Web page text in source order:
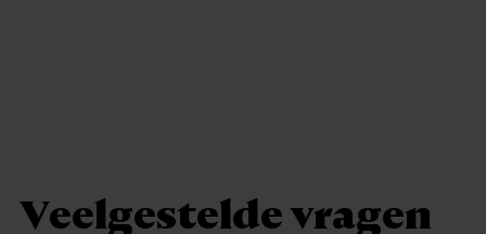
Veelgestelde vragen